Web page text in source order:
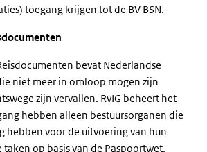
toegang krijgen tot de BV BSN.
bevat Nederlandse
niet meer in omloop mogen zijn
zijn vervallen. RvIG beheert het
hebben alleen bestuursorganen die
hebben voor de uitvoering van hun
op basis van de Paspoortwet.